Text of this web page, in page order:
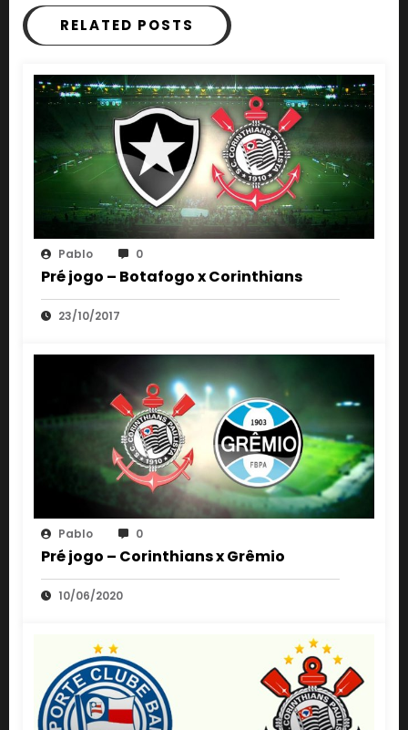
RELATED POSTS
Pablo 0
Pré jogo – Botafogo x Corinthians
23/10/2017
Pablo 0
Pré jogo – Corinthians x Grêmio
10/06/2020